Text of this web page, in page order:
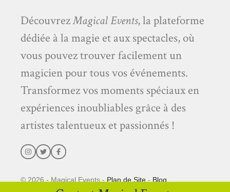
DécouvrezMagical Events, la plateforme
dédiée à la magie et aux spectacles, où
vous pouvez trouver facilement un
magicien pour tous vos événements.
Transformez vos moments spéciaux en
expériences inoubliables grâce à des
artistes talentueux et passionnés !
© 2026 - Magical Events -Plan de Site-Blog